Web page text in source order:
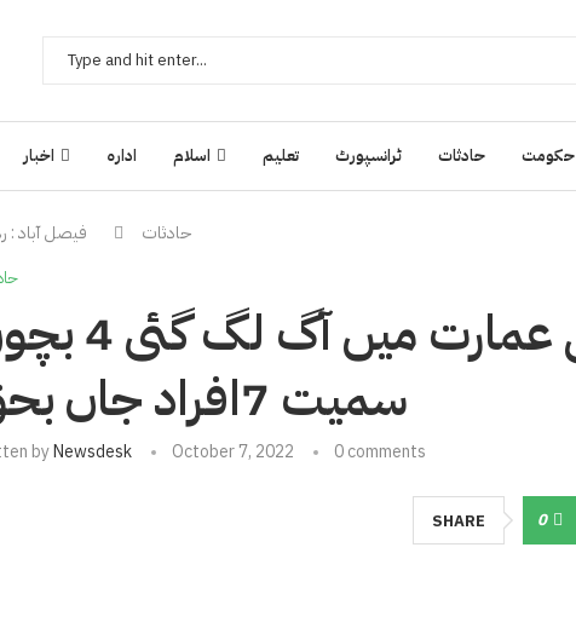
اخبار ادارہ اسلام تعلیم ٹرانسپورٹ حادثات حکومت
حادثات فیصل آباد : رہائشی
فیصل آباد : رہائشی عمارت
سمیت 7افراد جاں بحق
byNewsdesk October 7, 2022 0 comments
SHARE 0